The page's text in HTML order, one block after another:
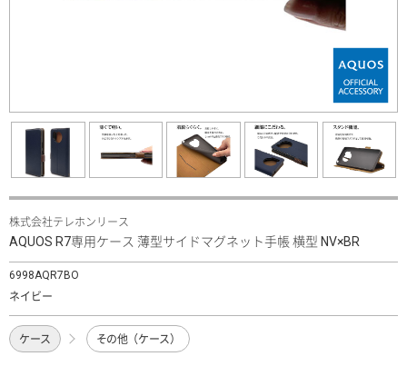
株式会社テレホンリース
AQUOS R7専用ケース 薄型サイドマグネット手帳 横型 NV×BR
6998AQR7BO
ネイビー
ケース その他（ケース）